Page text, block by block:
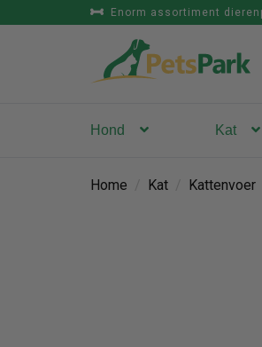
Enorm assortiment
Hond Kat
Home Kat Kattenvoer